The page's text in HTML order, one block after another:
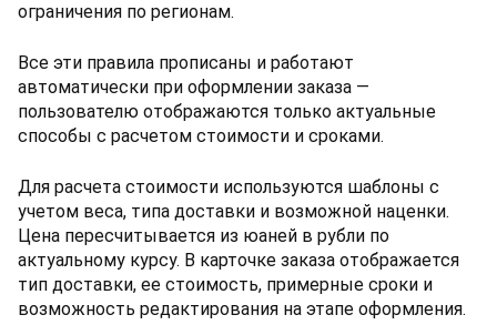
ограничения по регионам.
Все эти правила прописаны и работают
автоматически при оформлении заказа —
пользователю отображаются только актуальные
способы с расчетом стоимости и сроками.
Для расчета стоимости используются шаблоны с
учетом веса, типа доставки и возможной наценки.
Цена пересчитывается из юаней в рубли по
актуальному курсу. В карточке заказа отображается
тип доставки, ее стоимость, примерные сроки и
возможность редактирования на этапе оформления.